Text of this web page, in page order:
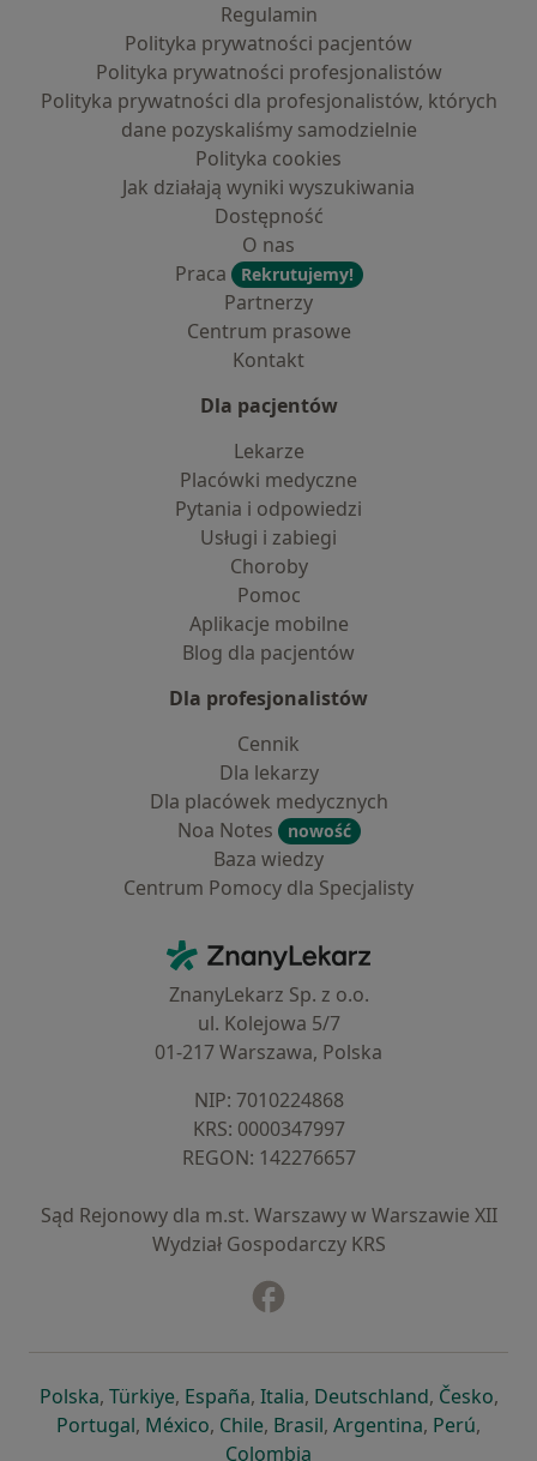
Regulamin
Polityka prywatności pacjentów
Polityka prywatności profesjonalistów
Polityka prywatności dla profesjonalistów, których
dane pozyskaliśmy samodzielnie
Polityka cookies
Jak działają wyniki wyszukiwania
Dostępność
O nas
Praca
Rekrutujemy!
Partnerzy
Centrum prasowe
Kontakt
Dla pacjentów
Lekarze
Placówki medyczne
Pytania i odpowiedzi
Usługi i zabiegi
Choroby
Pomoc
Aplikacje mobilne
Blog dla pacjentów
Dla profesjonalistów
Cennik
Dla lekarzy
Dla placówek medycznych
Noa Notes
nowość
Baza wiedzy
Centrum Pomocy dla Specjalisty
ZnanyLekarz - Strona główna
ZnanyLekarz Sp. z o.o.
ul. Kolejowa 5/7
01-217 Warszawa, Polska
NIP: ⁠7010224868
KRS: ⁠0000347997
REGON: ⁠142276657
Sąd Rejonowy dla m.st. Warszawy w Warszawie XII
Wydział Gospodarczy KRS
Polskaotwiera się w nowej karcie
, Türkiyeotwiera się w nowej karcie
, Españaotwiera się w nowej karcie
, Italiaotwiera się w nowej
, Deutschlandotwiera się
, Česko,
Portugalotwiera się w nowej karcie
, Méxicootwiera się w nowej karcie
, Chileotwiera się w nowej karcie
, Brasilotwiera się w nowej
, Argentinaotwiera się
, Perú,
Colombia